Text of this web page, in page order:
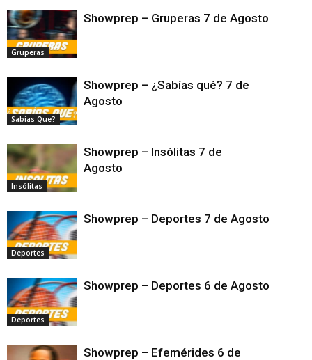
Gruperas
Showprep – Gruperas 7 de Agosto
Sabias Que?
Showprep – ¿Sabías qué? 7 de
Agosto
Insólitas
Showprep – Insólitas 7 de
Agosto
Deportes
Showprep – Deportes 7 de Agosto
Deportes
Showprep – Deportes 6 de Agosto
Showprep – Efemérides 6 de